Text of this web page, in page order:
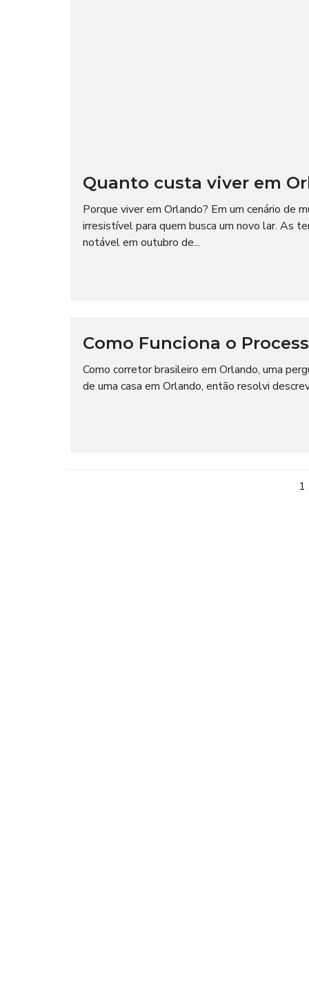
Quanto custa viver em
Porque viver em Orlando? Em um cenário de
irresistível para quem busca um novo lar. As
notável em outubro de...
Como Funciona o
Como corretor brasileiro em Orlando, uma
de uma casa em Orlando, então resolvi
1